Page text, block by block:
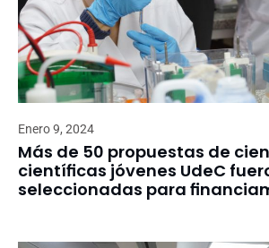
Enero 9, 2024
Más de 50 propuestas de
científicas jóvenes UdeC
seleccionadas para